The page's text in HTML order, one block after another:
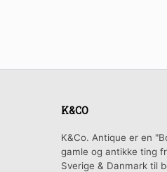
K&CO
K&Co. Antique er en
gamle og antikke ting
Sverige & Danmark til